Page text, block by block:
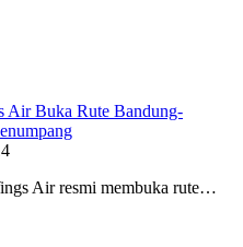
Air Buka Rute Bandung-
Air resmi membuka rute…